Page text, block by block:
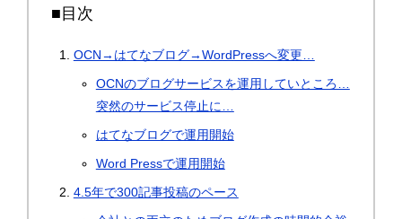
■目次
OCN→はてなブログ→WordPressへ変更…
OCNのブログサービスを運用していところ…
突然のサービス停止に…
はてなブログで運用開始
Word Pressで運用開始
4.5年で300記事投稿のペース